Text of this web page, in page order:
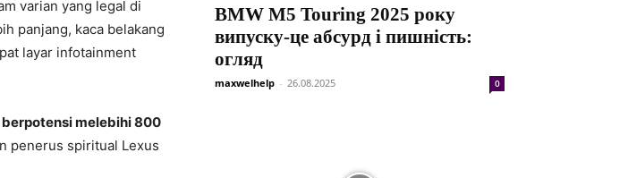
varian yang legal di
panjang, kaca belakang
layar infotainment
melebihi 800
penerus spiritual Lexus
BMW M5 Touring 2025 року
випуску-це абсурд і пишність:
огляд
maxwelhelp - 26.08.2025 0